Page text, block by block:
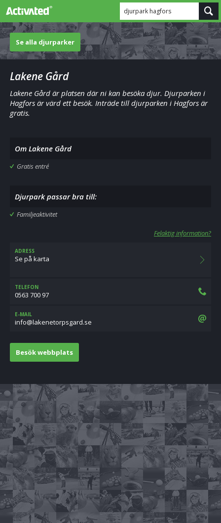
djurpark hagfors
Se alla djurparker
Lakene Gård
Lakene Gård är platsen där ni kan besöka djur. Djurparken i
Hagfors är värd ett besök. Inträde till djurparken i Hagfors är
gratis.
Om Lakene Gård
Gratis entré
Djurpark passar bra till:
Familjeaktivitet
Felaktig information?
ADRESS
Se på karta
TELEFON
0563 700 97
E-MAIL
es.dragsprotenekal@ofni
Besök webbplats